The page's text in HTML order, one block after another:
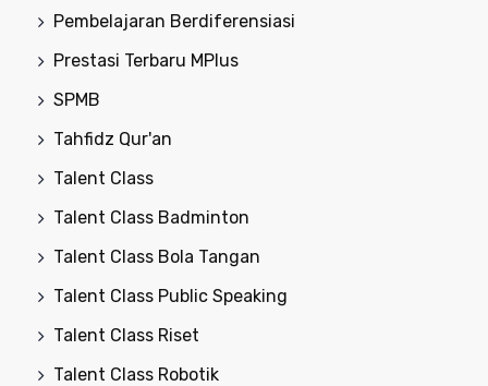
Pembelajaran Berdiferensiasi
Prestasi Terbaru MPlus
SPMB
Tahfidz Qur'an
Talent Class
Talent Class Badminton
Talent Class Bola Tangan
Talent Class Public Speaking
Talent Class Riset
Talent Class Robotik